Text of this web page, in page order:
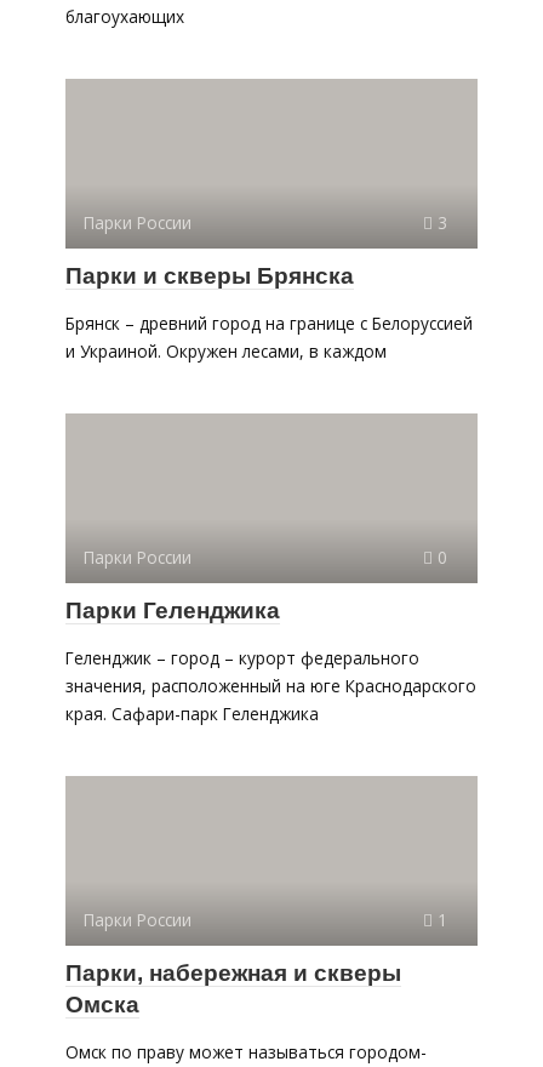
благоухающих
Парки России 3
Парки и скверы Брянска
Брянск – древний город на границе с Белоруссией
и Украиной. Окружен лесами, в каждом
Парки России 0
Парки Геленджика
Геленджик – город – курорт федерального
значения, расположенный на юге Краснодарского
края. Сафари-парк Геленджика
Парки России 1
Парки, набережная и скверы
Омска
Омск по праву может называться городом-